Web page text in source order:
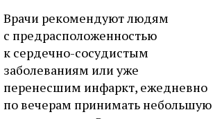
Врачи рекомендуют людям
с предрасположенностью
к сердечно-сосудистым
заболеваниям или уже
перенесшим инфаркт, ежедневно
по вечерам принимать небольшую